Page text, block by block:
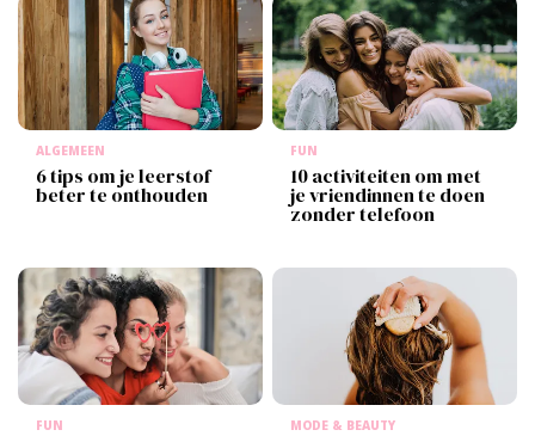
ALGEMEEN
6 tips om je leerstof
beter te onthouden
FUN
10 activiteiten om met
je vriendinnen te doen
zonder telefoon
FUN MODE & BEAUTY